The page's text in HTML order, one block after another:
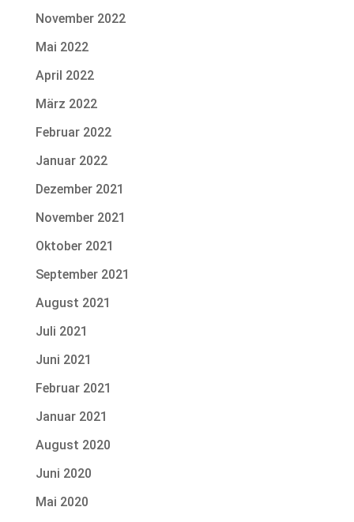
November 2022
Mai 2022
April 2022
März 2022
Februar 2022
Januar 2022
Dezember 2021
November 2021
Oktober 2021
September 2021
August 2021
Juli 2021
Juni 2021
Februar 2021
Januar 2021
August 2020
Juni 2020
Mai 2020